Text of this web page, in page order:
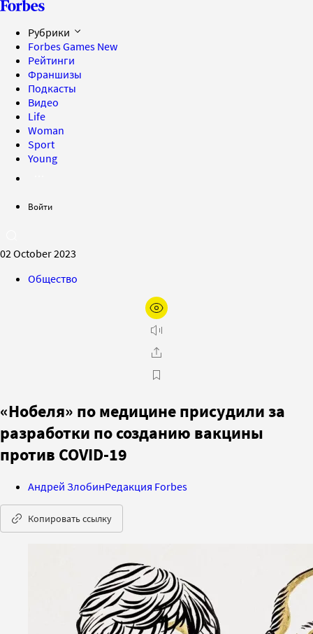
Рубрики
Forbes Games New
Рейтинги
Франшизы
Подкасты
Видео
Life
Woman
Sport
Young
Войти
02 October 2023
Общество
«Нобеля» по медицине присудили за
разработки по созданию вакцины
против COVID-19
Андрей ЗлобинРедакция Forbes
Копировать ссылку